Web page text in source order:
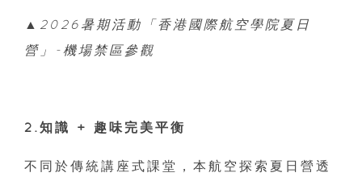
▲2026暑期活動「香港國際航空學院夏日
營」-機場禁區參觀
2.知識 + 趣味完美平衡
不同於傳統講座式課堂，本航空探索夏日營透